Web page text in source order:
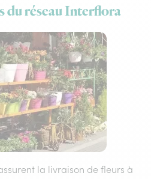
du réseau Interflora
la livraison de fleurs à